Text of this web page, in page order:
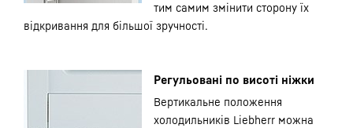
тим самим змінити сторону їх
відкривання для більшої зручності.
Регульовані по висоті ніжки
Вертикальне положення
холодильників Liebherr можна